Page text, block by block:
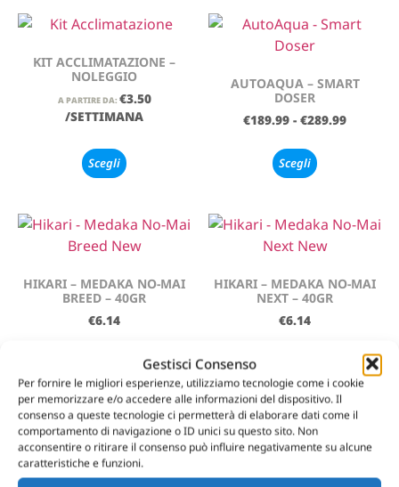
Gestisci Consenso
Per fornire le migliori esperienze, utilizziamo tecnologie come i cookie
per memorizzare e/o accedere alle informazioni del dispositivo. Il
consenso a queste tecnologie ci permetterà di elaborare dati come il
comportamento di navigazione o ID unici su questo sito. Non
acconsentire o ritirare il consenso può influire negativamente su alcune
caratteristiche e funzioni.
KIT ACCLIMATAZIONE –
NOLEGGIO
A PARTIRE DA: €3.50
/SETTIMANA
Scegli
AUTOAQUA – SMART
DOSER
€189.99 - €289.99
Scegli
HIKARI – MEDAKA NO-MAI
BREED – 40GR
€6.14
Aggiungi al carrello
HIKARI – MEDAKA NO-MAI
NEXT – 40GR
€6.14
HIKARI – MEDAKA NO-MAI EASYREEFS – DKI 0,6MM